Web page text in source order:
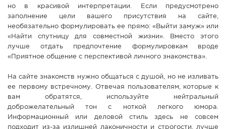
но в красивой интерпретации. Если предусмотрено
заполнение цели вашего присутствия на сайте,
необязательно формулировать ее прямо: «Выйти замуж» или
«Найти спутницу для совместной жизни». Вместо этого
лучше отдать предпочтение формулировкам вроде
«Приятное общение с перспективой личного знакомства».
На сайте знакомств нужно общаться с душой, но не изливать
ее первому встречному. Отвечая пользователям, которые к
вам обратятся, используйте нейтральный
доброжелательный тон с ноткой легкого юмора.
Информационный или деловой стиль здесь не совсем
подходит из-за излишней лаконичности и строгости, лучше